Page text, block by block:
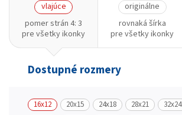
vlajúce
pomer strán 4: 3
pre všetky ikonky
originálne
rovnaká šírka
pre všetky ikonky
Dostupné rozmery
16x12 20x15 24x18 28x21 32x24